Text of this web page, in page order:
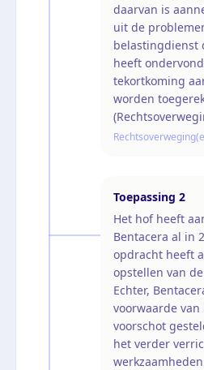
daarvan is
uit de
belastingdienst
heeft
tekortkoming
worden
Toepassing 2
Het hof heeft
Bentacera al in
opdracht heeft
opstellen van
Echter,
voorwaarde
voorschot
het verder